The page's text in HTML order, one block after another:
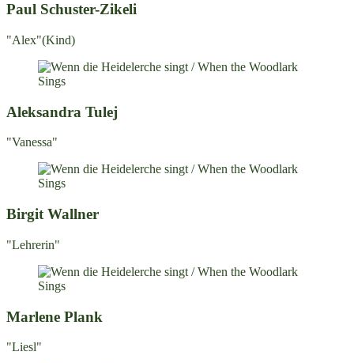
Paul Schuster-Zikeli
"Alex"(Kind)
Aleksandra Tulej
"Vanessa"
Birgit Wallner
"Lehrerin"
Marlene Plank
"Liesl"